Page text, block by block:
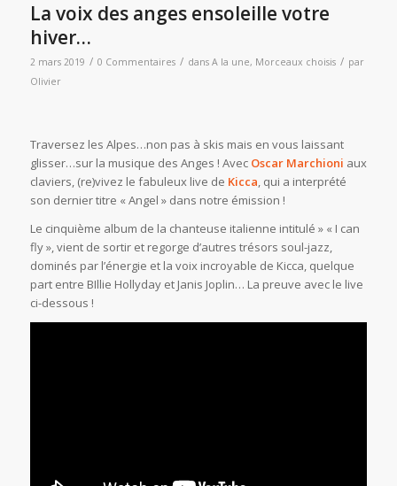
La voix des anges ensoleille votre
hiver…
2 mars 2019 / 0 Commentaires / dans A la une, Morceaux choisis / par
Olivier
Traversez les Alpes…non pas à skis mais en vous laissant
glisser…sur la musique des Anges ! Avec Oscar Marchioni aux
claviers, (re)vivez le fabuleux live de Kicca, qui a interprété
son dernier titre « Angel » dans notre émission !
Le cinquième album de la chanteuse italienne intitulé » « I can
fly », vient de sortir et regorge d’autres trésors soul-jazz,
dominés par l’énergie et la voix incroyable de Kicca, quelque
part entre BIllie Hollyday et Janis Joplin… La preuve avec le live
ci-dessous !